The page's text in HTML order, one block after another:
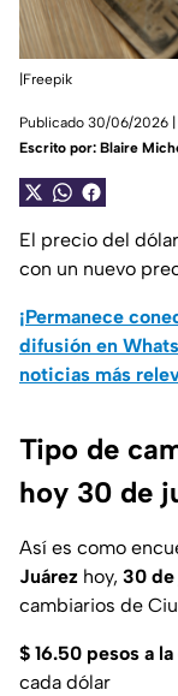
|Freepik
Publicado 30/06/2026
Escrito por: Blaire
El precio del
con un nuevo
¡Permanece
difusión en
noticias más
Tipo de
hoy 30 de
Así es como
Juárez hoy, 30 de
cambiarios de
$ 16.50 pesos a
cada dólar